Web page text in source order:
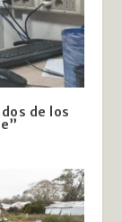
de los